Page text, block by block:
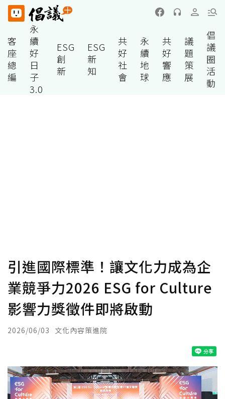
客
座
總
編
永
續
好
日
子
3.0
ESG
創
新
ESG
新
知
共
好
社
會
永
續
地
球
共
好
響
應
議
題
策
展
倡
議
圈
活
動
引進國際標準！讓文化力成為企
業競爭力2026 ESG for Culture
影響力獎徵件即將啟動
2026/06/03 文化內容策進院